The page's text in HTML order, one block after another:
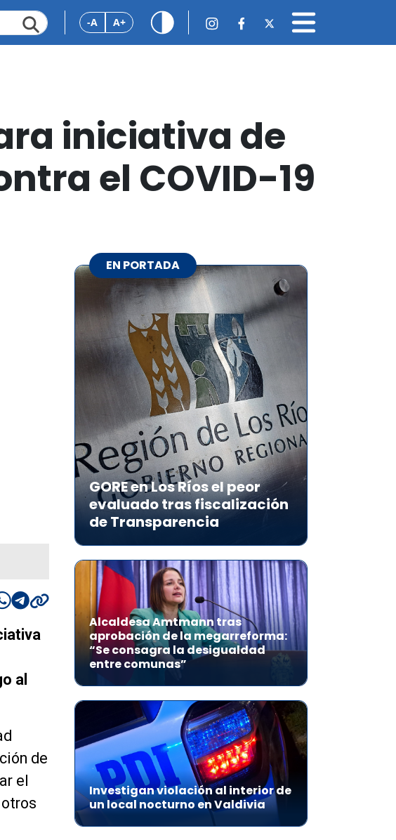
-A A+
iniciativa de
el COVID-19
al
de
el
EN PORTADA
GORE en Los Ríos el peor
evaluado tras fiscalización
de Transparencia
Alcaldesa Amtmann tras
aprobación de la megarreforma:
“Se consagra la desigualdad
entre comunas”
Investigan violación al interior de
un local nocturno en Valdivia